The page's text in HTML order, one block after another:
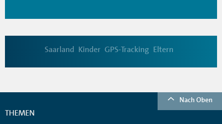
Saarland Kinder GPS-Tracking Eltern
Nach Oben
THEMEN